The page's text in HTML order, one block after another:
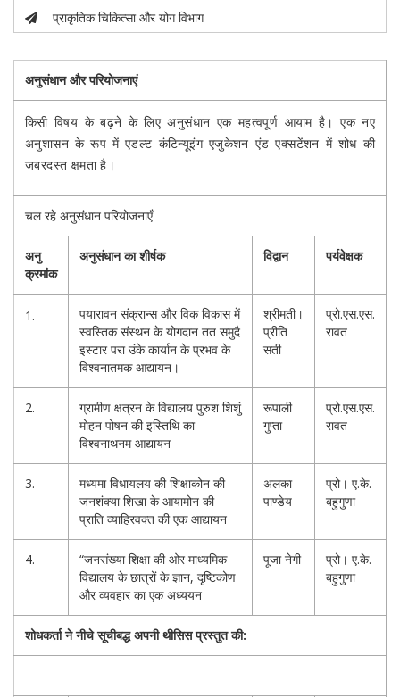
प्राकृतिक चिकित्सा और योग विभाग
अनुसंधान और परियोजनाएं
किसी विषय के बढ़ने के लिए अनुसंधान एक महत्वपूर्ण आयाम है। एक नए
अनुशासन के रूप में एडल्ट कंटिन्यूइंग एजुकेशन एंड एक्सटेंशन में शोध की
जबरदस्त क्षमता है।
चल रहे अनुसंधान परियोजनाएँ
अनु
क्रमांक
अनुसंधान का शीर्षक विद्वान पर्यवेक्षक
1.
पयारावन संक्रान्स और विक विकास में
स्वस्तिक संस्थन के योगदान तत समुदै
इस्टार परा उंके कार्यान के प्रभव के
विश्वनातमक आद्यायन।
श्रीमती।
प्रीति
सती
प्रो.एस.एस.
रावत
2.
ग्रामीण क्षत्रन के विद्यालय पुरुश शिशुं
मोहन पोषन की इस्तिथि का
विश्वनाथनम आद्यायन
रूपाली
गुप्ता
प्रो.एस.एस.
रावत
3.
मध्यमा विधायलय की शिक्षाकोन की
जनशंक्या शिखा के आयामोन की
प्राति व्याहिरवक्त की एक आद्यायन
अलका
पाण्डेय
प्रो। ए.के.
बहुगुणा
4.
“जनसंख्या शिक्षा की ओर माध्यमिक
विद्यालय के छात्रों के ज्ञान, दृष्टिकोण
और व्यवहार का एक अध्ययन
पूजा नेगी
प्रो। ए.के.
बहुगुणा
शोधकर्ता ने नीचे सूचीबद्ध अपनी थीसिस प्रस्तुत की: